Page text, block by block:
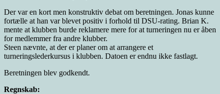
Der var en kort men konstruktiv debat om beretningen. Jonas kunne
fortælle at han var blevet positiv i forhold til DSU-rating. Brian K.
mente at klubben burde reklamere mere for at turneringen nu er åben
for medlemmer fra andre klubber.
Steen nævnte, at der er planer om at arrangere et
turneringslederkursus i klubben. Datoen er endnu ikke fastlagt.
Beretningen blev godkendt.
Regnskab: